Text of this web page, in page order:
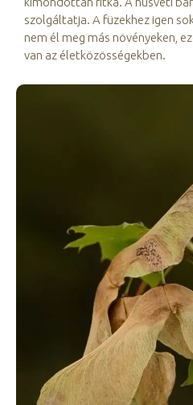
szolgáltatja. A füzekhez igen
nem él meg más növényeken,
van az életközösségekben.